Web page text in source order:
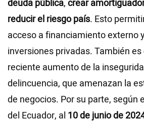
deuda pública, crear
reducir el riesgo país. Esto
acceso a financiamiento externo
inversiones privadas. También
reciente aumento de la
delincuencia, que amenazan la
de negocios. Por su parte, según
del Ecuador, al 10 de junio de